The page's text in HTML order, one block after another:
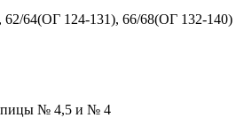
62/64(ОГ 124-131), 66/68(ОГ 132-140)
№ 4,5 и № 4